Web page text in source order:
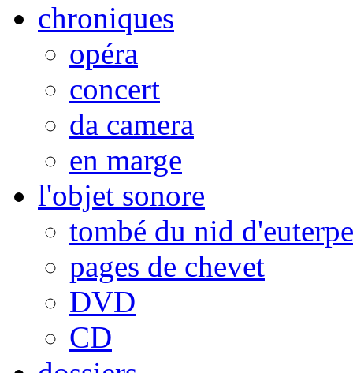
chroniques
opéra
concert
da camera
en marge
l'objet sonore
tombé du nid d'euterpe
pages de chevet
DVD
CD